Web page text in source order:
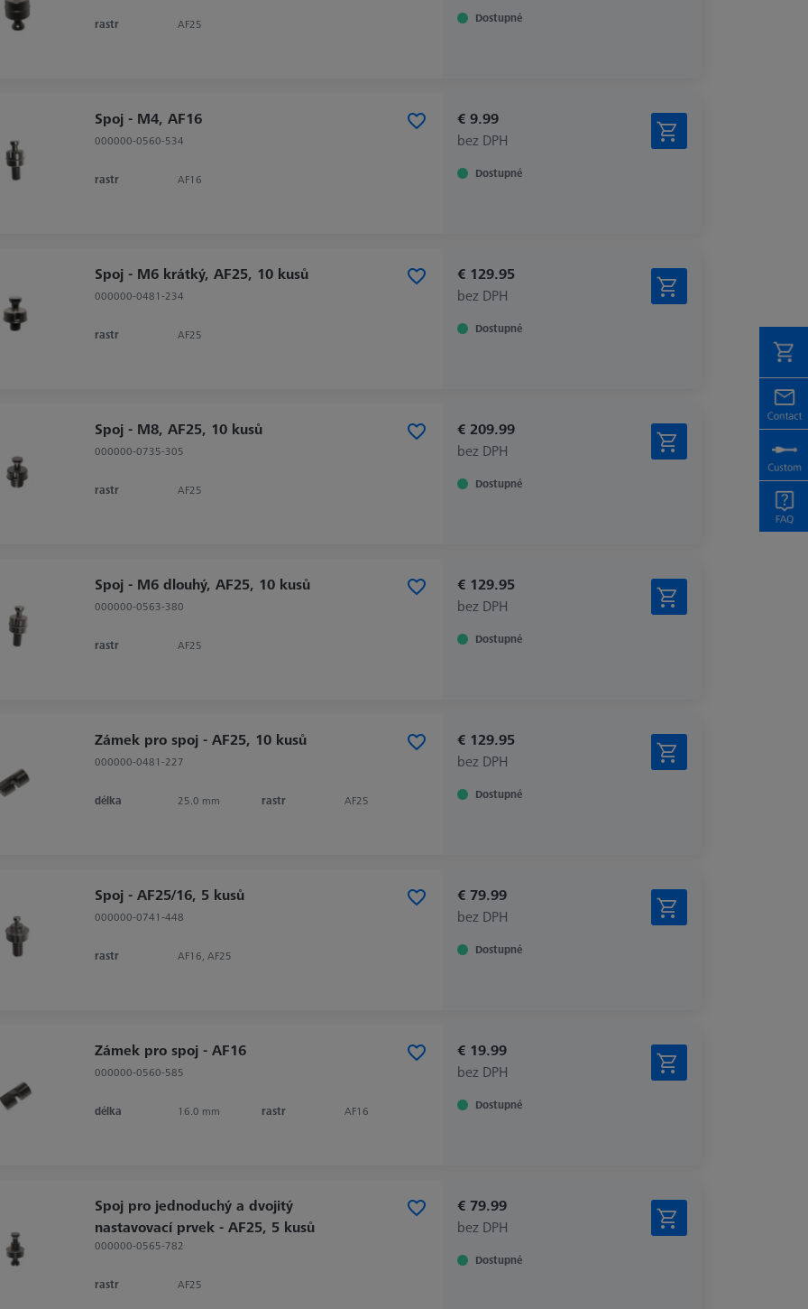
rastr AF25 Dostupné
Spoj - M4, AF16
000000-0560-534
rastr AF16
€ 9.99
bez DPH
Dostupné
Spoj - M6 krátký, AF25, 10 kusů
000000-0481-234
rastr AF25
€ 129.95
bez DPH
Dostupné
Spoj - M8, AF25, 10 kusů
000000-0735-305
rastr AF25
€ 209.99
bez DPH
Dostupné
Spoj - M6 dlouhý, AF25, 10 kusů
000000-0563-380
rastr AF25
€ 129.95
bez DPH
Dostupné
Zámek pro spoj - AF25, 10 kusů
000000-0481-227
délka 25.0 mm rastr AF25
€ 129.95
bez DPH
Dostupné
Spoj - AF25/16, 5 kusů
000000-0741-448
rastr AF16, AF25
€ 79.99
bez DPH
Dostupné
Zámek pro spoj - AF16
000000-0560-585
délka 16.0 mm rastr AF16
€ 19.99
bez DPH
Dostupné
Spoj pro jednoduchý a dvojitý
nastavovací prvek - AF25, 5 kusů
000000-0565-782
rastr AF25
€ 79.99
bez DPH
Dostupné